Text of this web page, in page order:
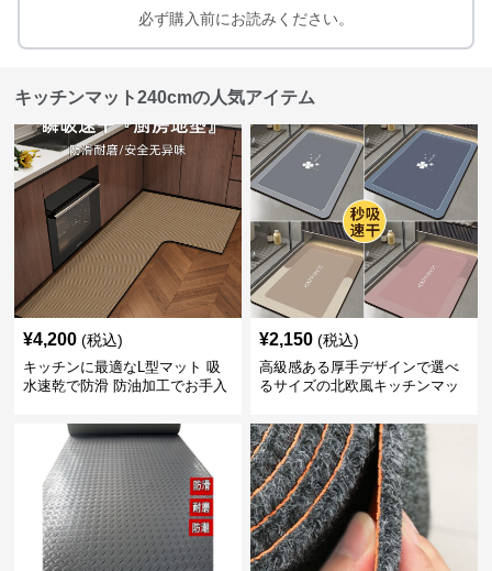
必ず購入前にお読みください。
キッチンマット240cmの人気アイテム
¥4,200 (税込)
キッチンに最適なL型マット 吸
水速乾で防滑 防油加工でお手入
¥2,150 (税込)
高級感ある厚手デザインで選べ
るサイズの北欧風キッチンマッ